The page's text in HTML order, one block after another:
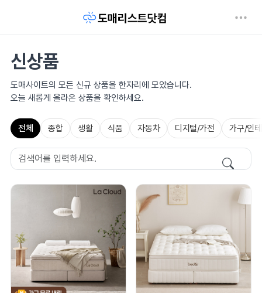
신상품
도매사이트의 모든 신규 상품을 한자리에 모았습니다.
오늘 새롭게 올라온 상품을 확인하세요.
전체 종합 생활 식품 자동차 디지털/가전 가구/인